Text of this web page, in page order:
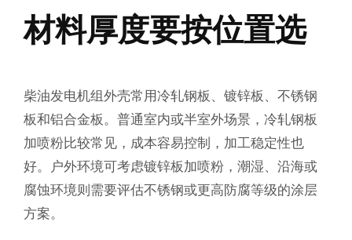
材料厚度要按位置选
柴油发电机组外壳常用冷轧钢板、镀锌板、不锈钢
板和铝合金板。普通室内或半室外场景，冷轧钢板
加喷粉比较常见，成本容易控制，加工稳定性也
好。户外环境可考虑镀锌板加喷粉，潮湿、沿海或
腐蚀环境则需要评估不锈钢或更高防腐等级的涂层
方案。